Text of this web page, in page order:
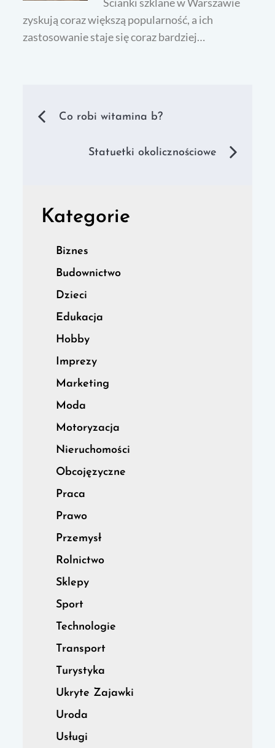
zyskują coraz większą popularność, a ich
zastosowanie staje się coraz bardziej…
Nawigacja
wpisu
Co robi witamina b?
Statuetki okolicznościowe
Kategorie
Biznes
Budownictwo
Dzieci
Edukacja
Hobby
Imprezy
Marketing
Moda
Motoryzacja
Nieruchomości
Obcojęzyczne
Praca
Prawo
Przemysł
Rolnictwo
Sklepy
Sport
Technologie
Transport
Turystyka
Ukryte Zajawki
Uroda
Usługi